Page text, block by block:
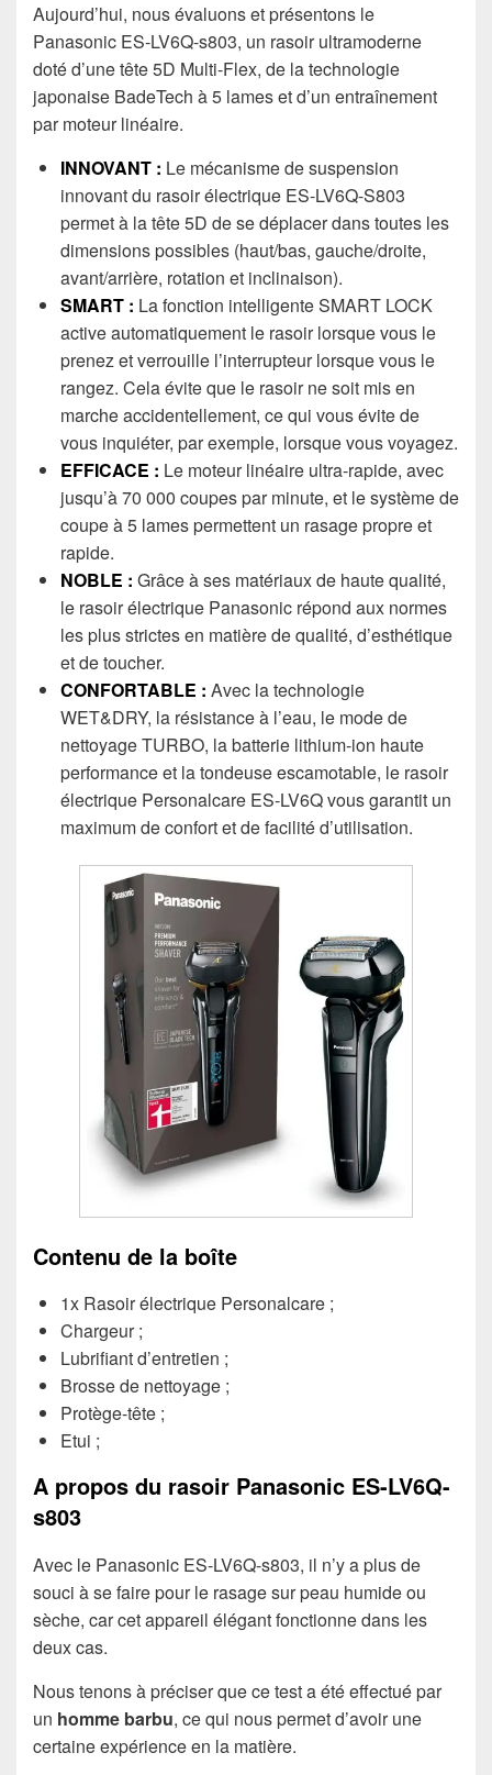
Aujourd’hui, nous évaluons et présentons le
Panasonic ES-LV6Q-s803, un rasoir ultramoderne
doté d’une tête 5D Multi-Flex, de la technologie
japonaise BadeTech à 5 lames et d’un entraînement
par moteur linéaire.
INNOVANT : Le mécanisme de suspension
innovant du rasoir électrique ES-LV6Q-S803
permet à la tête 5D de se déplacer dans toutes les
dimensions possibles (haut/bas, gauche/droite,
avant/arrière, rotation et inclinaison).
SMART : La fonction intelligente SMART LOCK
active automatiquement le rasoir lorsque vous le
prenez et verrouille l’interrupteur lorsque vous le
rangez. Cela évite que le rasoir ne soit mis en
marche accidentellement, ce qui vous évite de
vous inquiéter, par exemple, lorsque vous voyagez.
EFFICACE : Le moteur linéaire ultra-rapide, avec
jusqu’à 70 000 coupes par minute, et le système de
coupe à 5 lames permettent un rasage propre et
rapide.
NOBLE : Grâce à ses matériaux de haute qualité,
le rasoir électrique Panasonic répond aux normes
les plus strictes en matière de qualité, d’esthétique
et de toucher.
CONFORTABLE : Avec la technologie
WET&DRY, la résistance à l’eau, le mode de
nettoyage TURBO, la batterie lithium-ion haute
performance et la tondeuse escamotable, le rasoir
électrique Personalcare ES-LV6Q vous garantit un
maximum de confort et de facilité d’utilisation.
Contenu de la boîte
1x Rasoir électrique Personalcare ;
Chargeur ;
Lubrifiant d’entretien ;
Brosse de nettoyage ;
Protège-tête ;
Etui ;
A propos du rasoir Panasonic ES-LV6Q-
s803
Avec le Panasonic ES-LV6Q-s803, il n’y a plus de
souci à se faire pour le rasage sur peau humide ou
sèche, car cet appareil élégant fonctionne dans les
deux cas.
Nous tenons à préciser que ce test a été effectué par
un homme barbu, ce qui nous permet d’avoir une
certaine expérience en la matière.